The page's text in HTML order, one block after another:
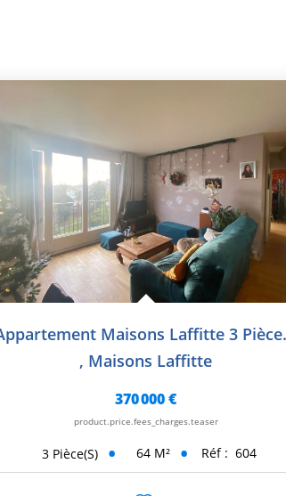
, Maisons Laffitte
370 000 €
product.price.fees_charges.teaser
3 Pièce(s) 64 M² Réf : 604